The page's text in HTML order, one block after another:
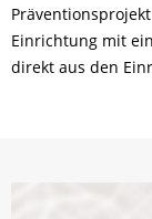
Einrichtung mit
direkt aus den